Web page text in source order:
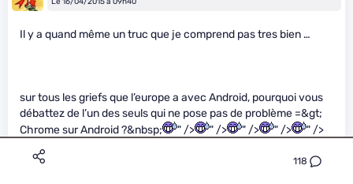
118
Il y a quand même un truc que je comprend pas tres bien …
sur tous les griefs que l’europe a avec Android, pourquoi vous
débattez de l’un des seuls qui ne pose pas de problème =&gt;
Chrome sur Android ?&nbsp;
" /> " /> " /> " /> " />